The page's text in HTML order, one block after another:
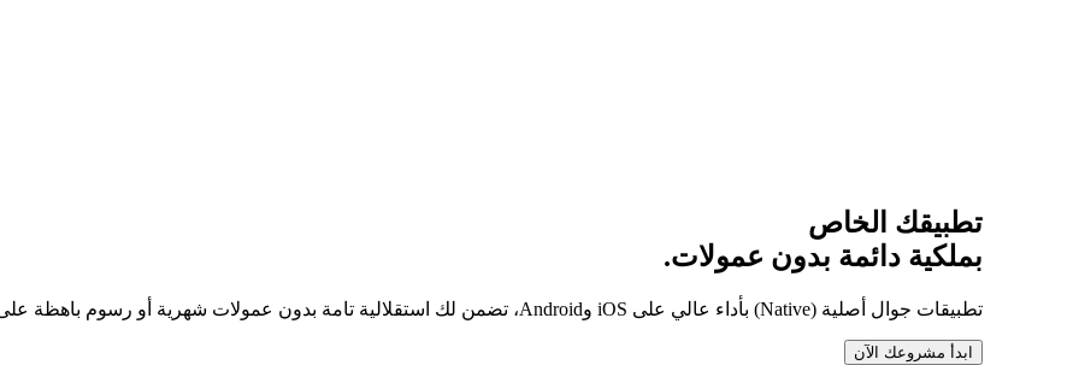
تطبيقك الخاص
بملكية دائمة بدون عمولات.
تطبيقات جوال أصلية (Native) بأداء عالي على iOS وAndroid، تضمن لك استقلالية تامة بدون عمولات شهرية أو رسوم باهظة على كل عملية بيع.
ابدأ مشروعك الآن